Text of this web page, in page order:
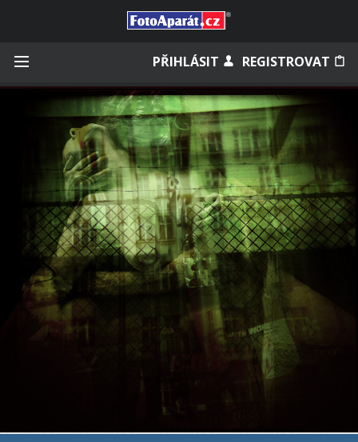
PŘIHLÁSIT REGISTROVAT
Zapamatovat
Zapomněli jste heslo?
Měli jste účet na starém webu?